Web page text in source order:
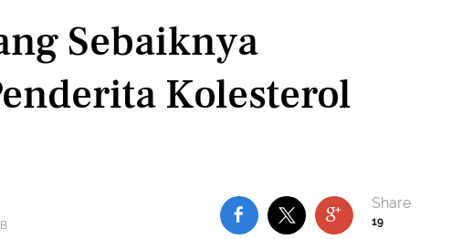
Sebaiknya
Kolesterol
19